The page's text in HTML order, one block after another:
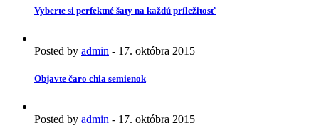
Vyberte si perfektné šaty na každú príležitosť
Posted by admin - 17. októbra 2015
Objavte čaro chia semienok
Posted by admin - 17. októbra 2015